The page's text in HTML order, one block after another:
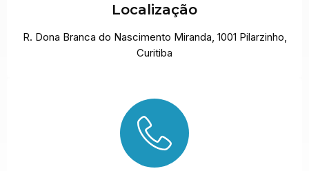
Localização
R. Dona Branca do Nascimento Miranda, 1001 Pilarzinho,
Curitiba